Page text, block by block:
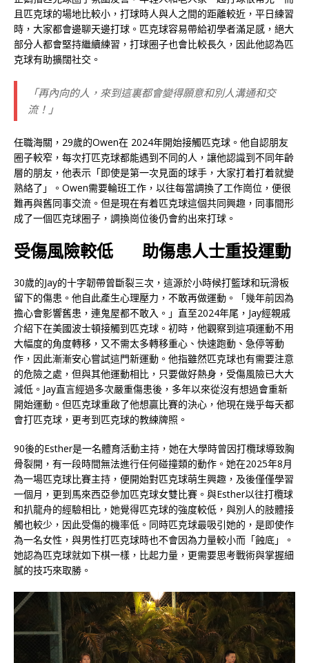
且匹克球的場地比較小，打球時人與人之間的距離較近，平日練習
時，大家都會邊聊天邊打球。匹克球容易帶給初學者滿足感，絕大
部分人都會堅持繼續練習，打球圈子也會比較長久，因此他認為匹
克球有助擴闊社交。
「再內向的人，來到這裏都會變得願意和別人溝通和交
流！」
任職海關，29歲的Owen在 2024年開始接觸匹克球。他自認朋友
圈子較窄，每次打匹克球都能遇到不同的人，讓他認識到不同年齡
層的朋友，他表示「即使是第一次見面的球手，大家打着打着就變
熟絡了」。Owen需要輪班工作，以往每當調換了工作崗位，便很
難再與舊同事交流。但是現在有着匹克球這個共同興趣，同事間形
成了一個匹克球圈子，調換崗位後仍會約出來打球。
受傷風險較低 助傷患人士重投運動
30歲的Jay的十字韌帶曾斷裂三次，這源於小時候打籃球和玩滑板
留下的傷患。他自此產生心理壓力，不敢再做運動。「幾年前因為
擔心會影響舊患，連鬼屋都不敢入。」直至2024年尾，Jay經親戚
介紹下在美國波士頓接觸到匹克球。初時，他觀察到這項運動不用
大幅度的角度轉移，又不需太多轉移重心、快速跑動、急停等動
作，因此漸漸安心嘗試這門新運動。他指雖然匹克球也有需要注意
的危險之處，但與其他運動相比，只要做好熱身，受傷風險已大大
減低。Jay直言經過多次嚴重傷患後，多年以來從沒有想過會重新
開始運動。但匹克球重啟了他想贏比賽的決心，他現在幾乎每天都
會打匹克球，更考到匹克球的教練牌照。
90後的Esther是一名體育活動主持，她在大學時曾因打欖球導致胸
骨裂開，有一段時間無法進行任何碰撞類的動作。她在2025年8月
為一場匹克球比賽主持，便開始對匹克球萌生興趣，及後僅僅學習
一個月，更到馬來西亞參加匹克球女雙比賽。與Esther以往打欖球
和扒龍舟的經驗相比，她覺得匹克球的強度較低，與別人的肢體接
觸也較少，因此受傷的機率低。同時匹克球最吸引她的，是即使作
為一名女性，與男性打匹克球時也不會因為力量較小而「蝕底」。
她認為匹克球就如下棋一樣，比起力量，更需要思考戰術與掌握細
膩的技巧來取勝。